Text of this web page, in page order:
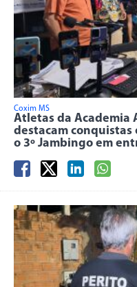
Coxim MS
Atletas da Academia
destacam conquistas
o 3º Jambingo em